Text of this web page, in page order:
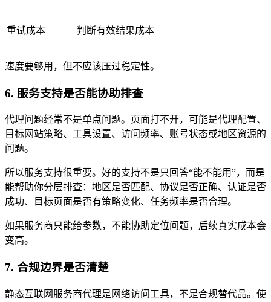
重试成本 判断有效结果成本
速度要够用，但不应该压过稳定性。
6. 服务支持是否能协助排查
代理问题经常不是单点问题。页面打不开，可能是代理配置、
目标网站策略、工具设置、访问频率、账号状态或地区资源的
问题。
所以服务支持很重要。好的支持不是只回答“能不能用”，而是
能帮助你分层排查：地区是否匹配、协议是否正确、认证是否
成功、目标页面是否有策略变化、任务频率是否合理。
如果服务商只能给参数，不能协助定位问题，后续真实成本会
变高。
7. 合规边界是否清楚
静态互联网服务商代理是网络访问工具，不是合规替代品。使